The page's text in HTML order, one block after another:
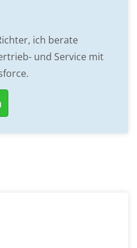
ich berate
und Service mit